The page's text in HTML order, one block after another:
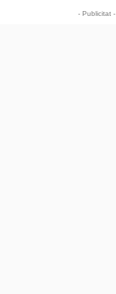
- Publicitat -